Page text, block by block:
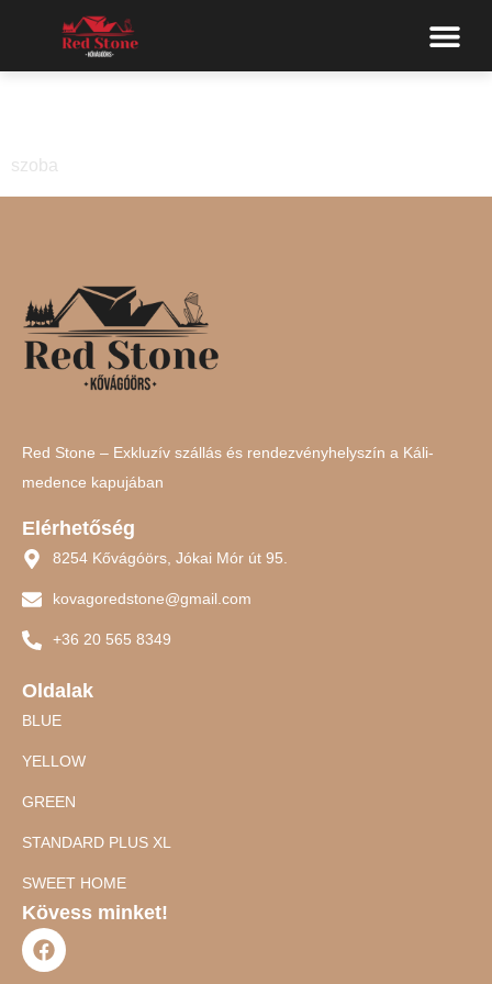
szoba
Red Stone – Exkluzív szállás és rendezvényhelyszín a Káli-
medence kapujában
Elérhetőség
8254 Kővágóörs, Jókai Mór út 95.
kovagoredstone@gmail.com
+36 20 565 8349
Oldalak
BLUE
YELLOW
GREEN
STANDARD PLUS XL
SWEET HOME
Kövess minket!